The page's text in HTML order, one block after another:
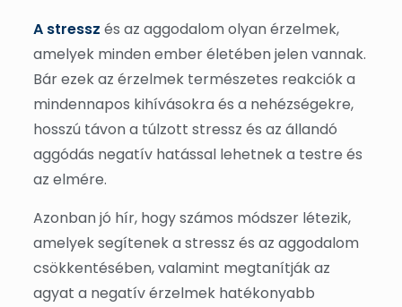
A stressz és az aggodalom olyan érzelmek,
amelyek minden ember életében jelen vannak.
Bár ezek az érzelmek természetes reakciók a
mindennapos kihívásokra és a nehézségekre,
hosszú távon a túlzott stressz és az állandó
aggódás negatív hatással lehetnek a testre és
az elmére.
Azonban jó hír, hogy számos módszer létezik,
amelyek segítenek a stressz és az aggodalom
csökkentésében, valamint megtanítják az
agyat a negatív érzelmek hatékonyabb